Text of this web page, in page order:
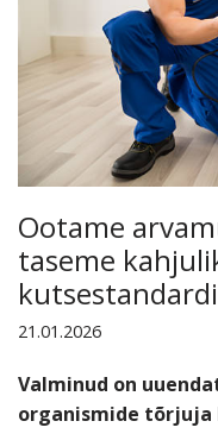
Ootame
taseme
21.01.2026
Valminud on
organismide tõrjuja